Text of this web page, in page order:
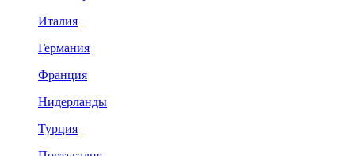
Италия
Германия
Франция
Нидерланды
Турция